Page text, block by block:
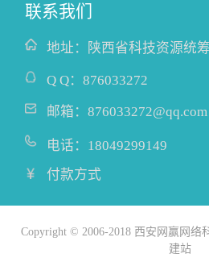
联系我们
地址： 陕西省科技资源统
Q Q： 876033272
邮箱： 876033272@qq.com
电话： 18049299149
付款方式
Copyright © 2006-2018 西安网赢网络
建站